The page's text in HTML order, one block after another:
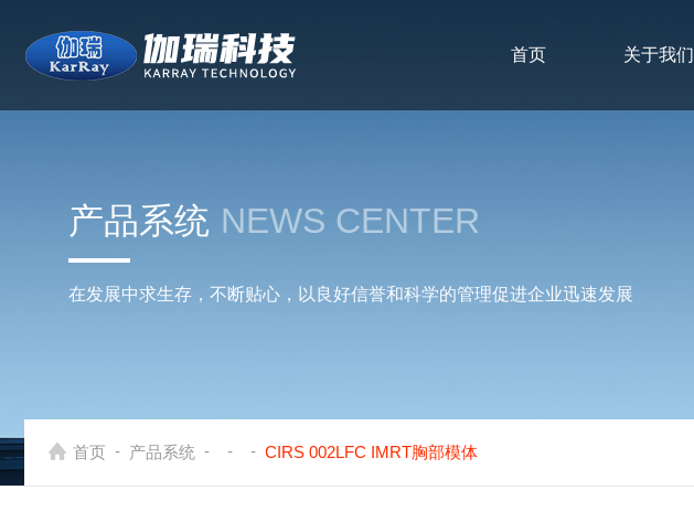
首页 关于我们
产品系统 NEWS CENTER
在发展中求生存，不断贴心，以良好信誉和科学的管理促进企业迅速发展
首页 - 产品系统 - - - CIRS 002LFC IMRT胸部模体